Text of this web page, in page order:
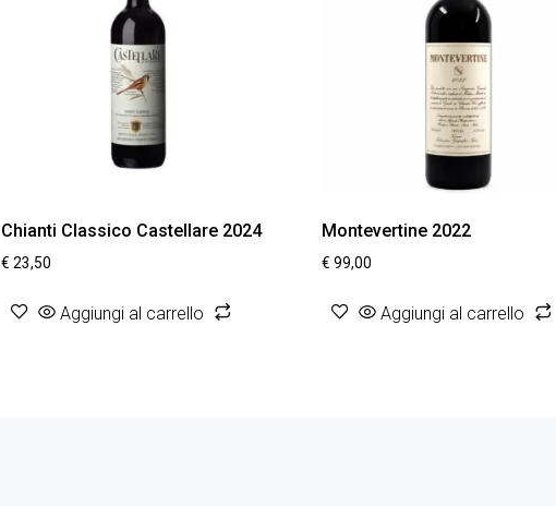
Chianti Classico Castellare 2024
€ 23,50
Aggiungi al carrello
Montevertine 2022
€ 99,00
Aggiungi al carrello